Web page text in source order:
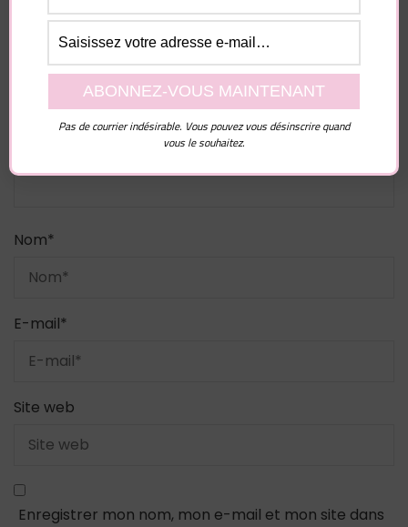
champs obligatoires sont indiqués avec*
Commentaire
Nom*
E-mail*
Site web
Enregistrer mon nom, mon e-mail et mon site dans
Pas de courrier indésirable. Vous pouvez vous désinscrire quand
vous le souhaitez.